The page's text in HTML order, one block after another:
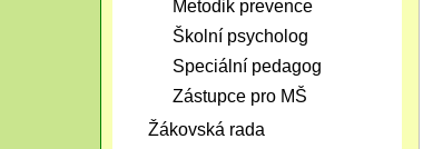
Metodik prevence
Školní psycholog
Speciální pedagog
Zástupce pro MŠ
Žákovská rada